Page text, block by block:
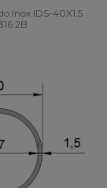
Inox IDS-40X1.5
2B